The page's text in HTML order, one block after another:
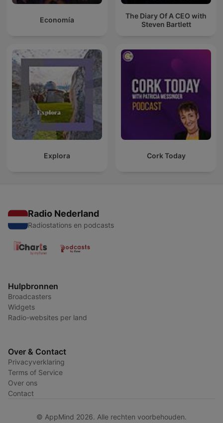
Economía
The Diary Of A CEO with
Steven Bartlett
Explora Cork Today
Radio Nederland
Radiostations en podcasts
Hulpbronnen
Broadcasters
Widgets
Radio-websites per land
Over & Contact
Privacyverklaring
Terms of Service
Over ons
Contact
© AppMind 2026. Alle rechten voorbehouden.